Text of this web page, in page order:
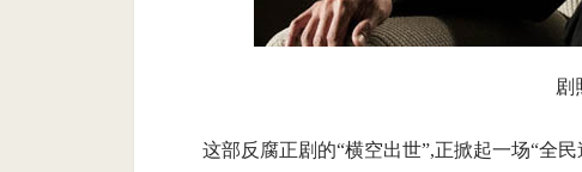
剧
这部反腐正剧的“横空出世”,正掀起一场“全